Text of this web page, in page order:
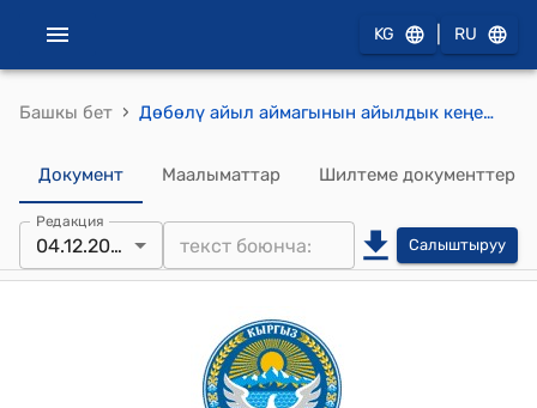
KG RU
Башкы бет › Дѳбѳлү айыл аймагынын айылдык кеңешинин 2023-жылдын 4-декабрындагы № 10/6 "Дөбөлү айыл аймагынын «Ардактуу атуулу» наамын ыйгаруу жөнүндө" токтому
Документ Маалыматтар Шилтеме документтер
Редакция
04.12.2023 Салыштыруу